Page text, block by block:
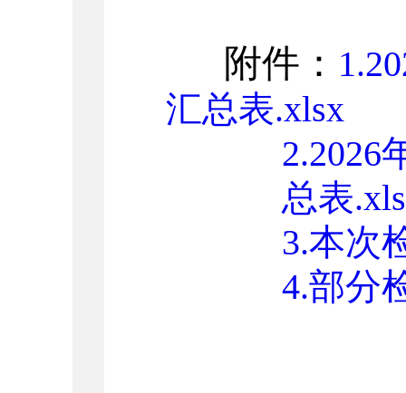
附件：
汇总表.xlsx
2.2026
总表.xls
3.本次
4.部分